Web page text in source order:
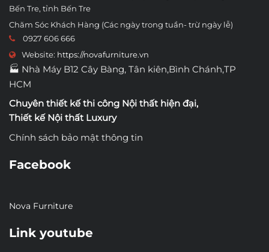
Bến Tre, tỉnh Bến Tre
Chăm Sóc Khách Hàng (Các ngày trong tuần- trừ ngày lễ)
0927 606 666
Website: https://novafurniture.vn
🏭 Nhà Máy B12 Cây Bàng, Tân kiên,Bình Chánh,TP
HCM
Chuyên thiết kế thi công Nội thất hiện đại,
Thiết kế Nội thất Luxury
Chính sách bảo mật thông tin
Facebook
Nova Furniture
Link youtube